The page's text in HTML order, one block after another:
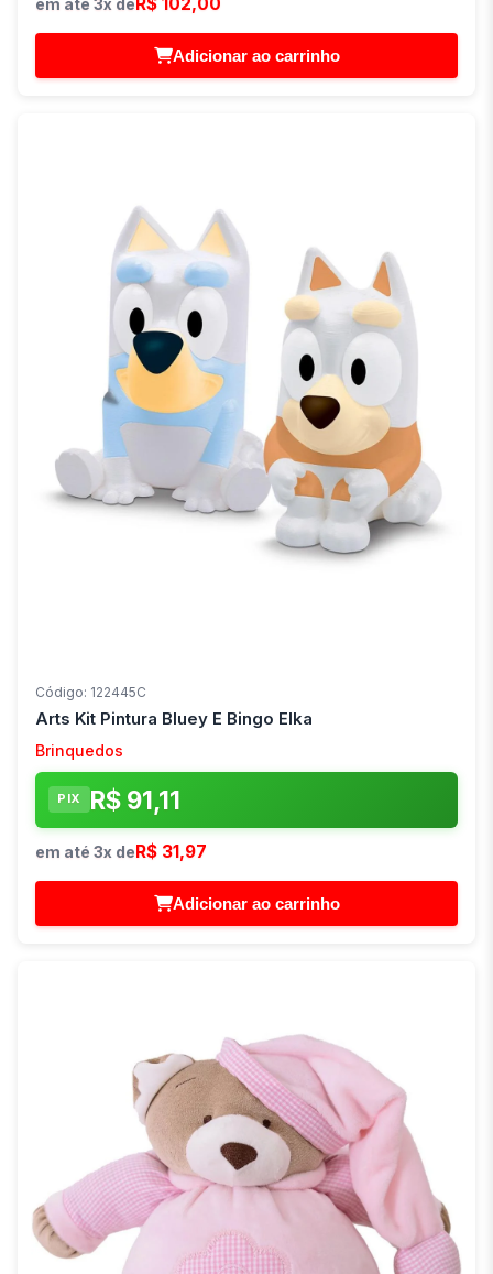
em até 3x de R$ 102,00
Adicionar ao carrinho
Código: 122445C
Arts Kit Pintura Bluey E Bingo Elka
Brinquedos
PIX R$ 91,11
em até 3x deR$ 31,97
Adicionar ao carrinho